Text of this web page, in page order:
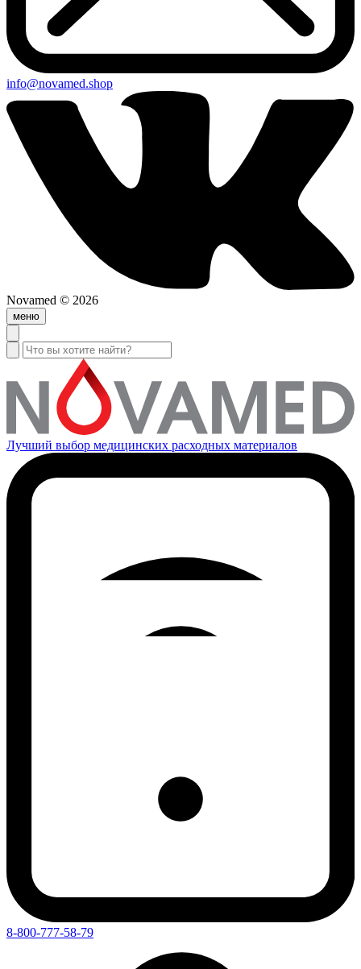
info@novamed.shop
Novamed © 2026
меню
Лучший выбор медицинских расходных материалов
8-800-777-58-79